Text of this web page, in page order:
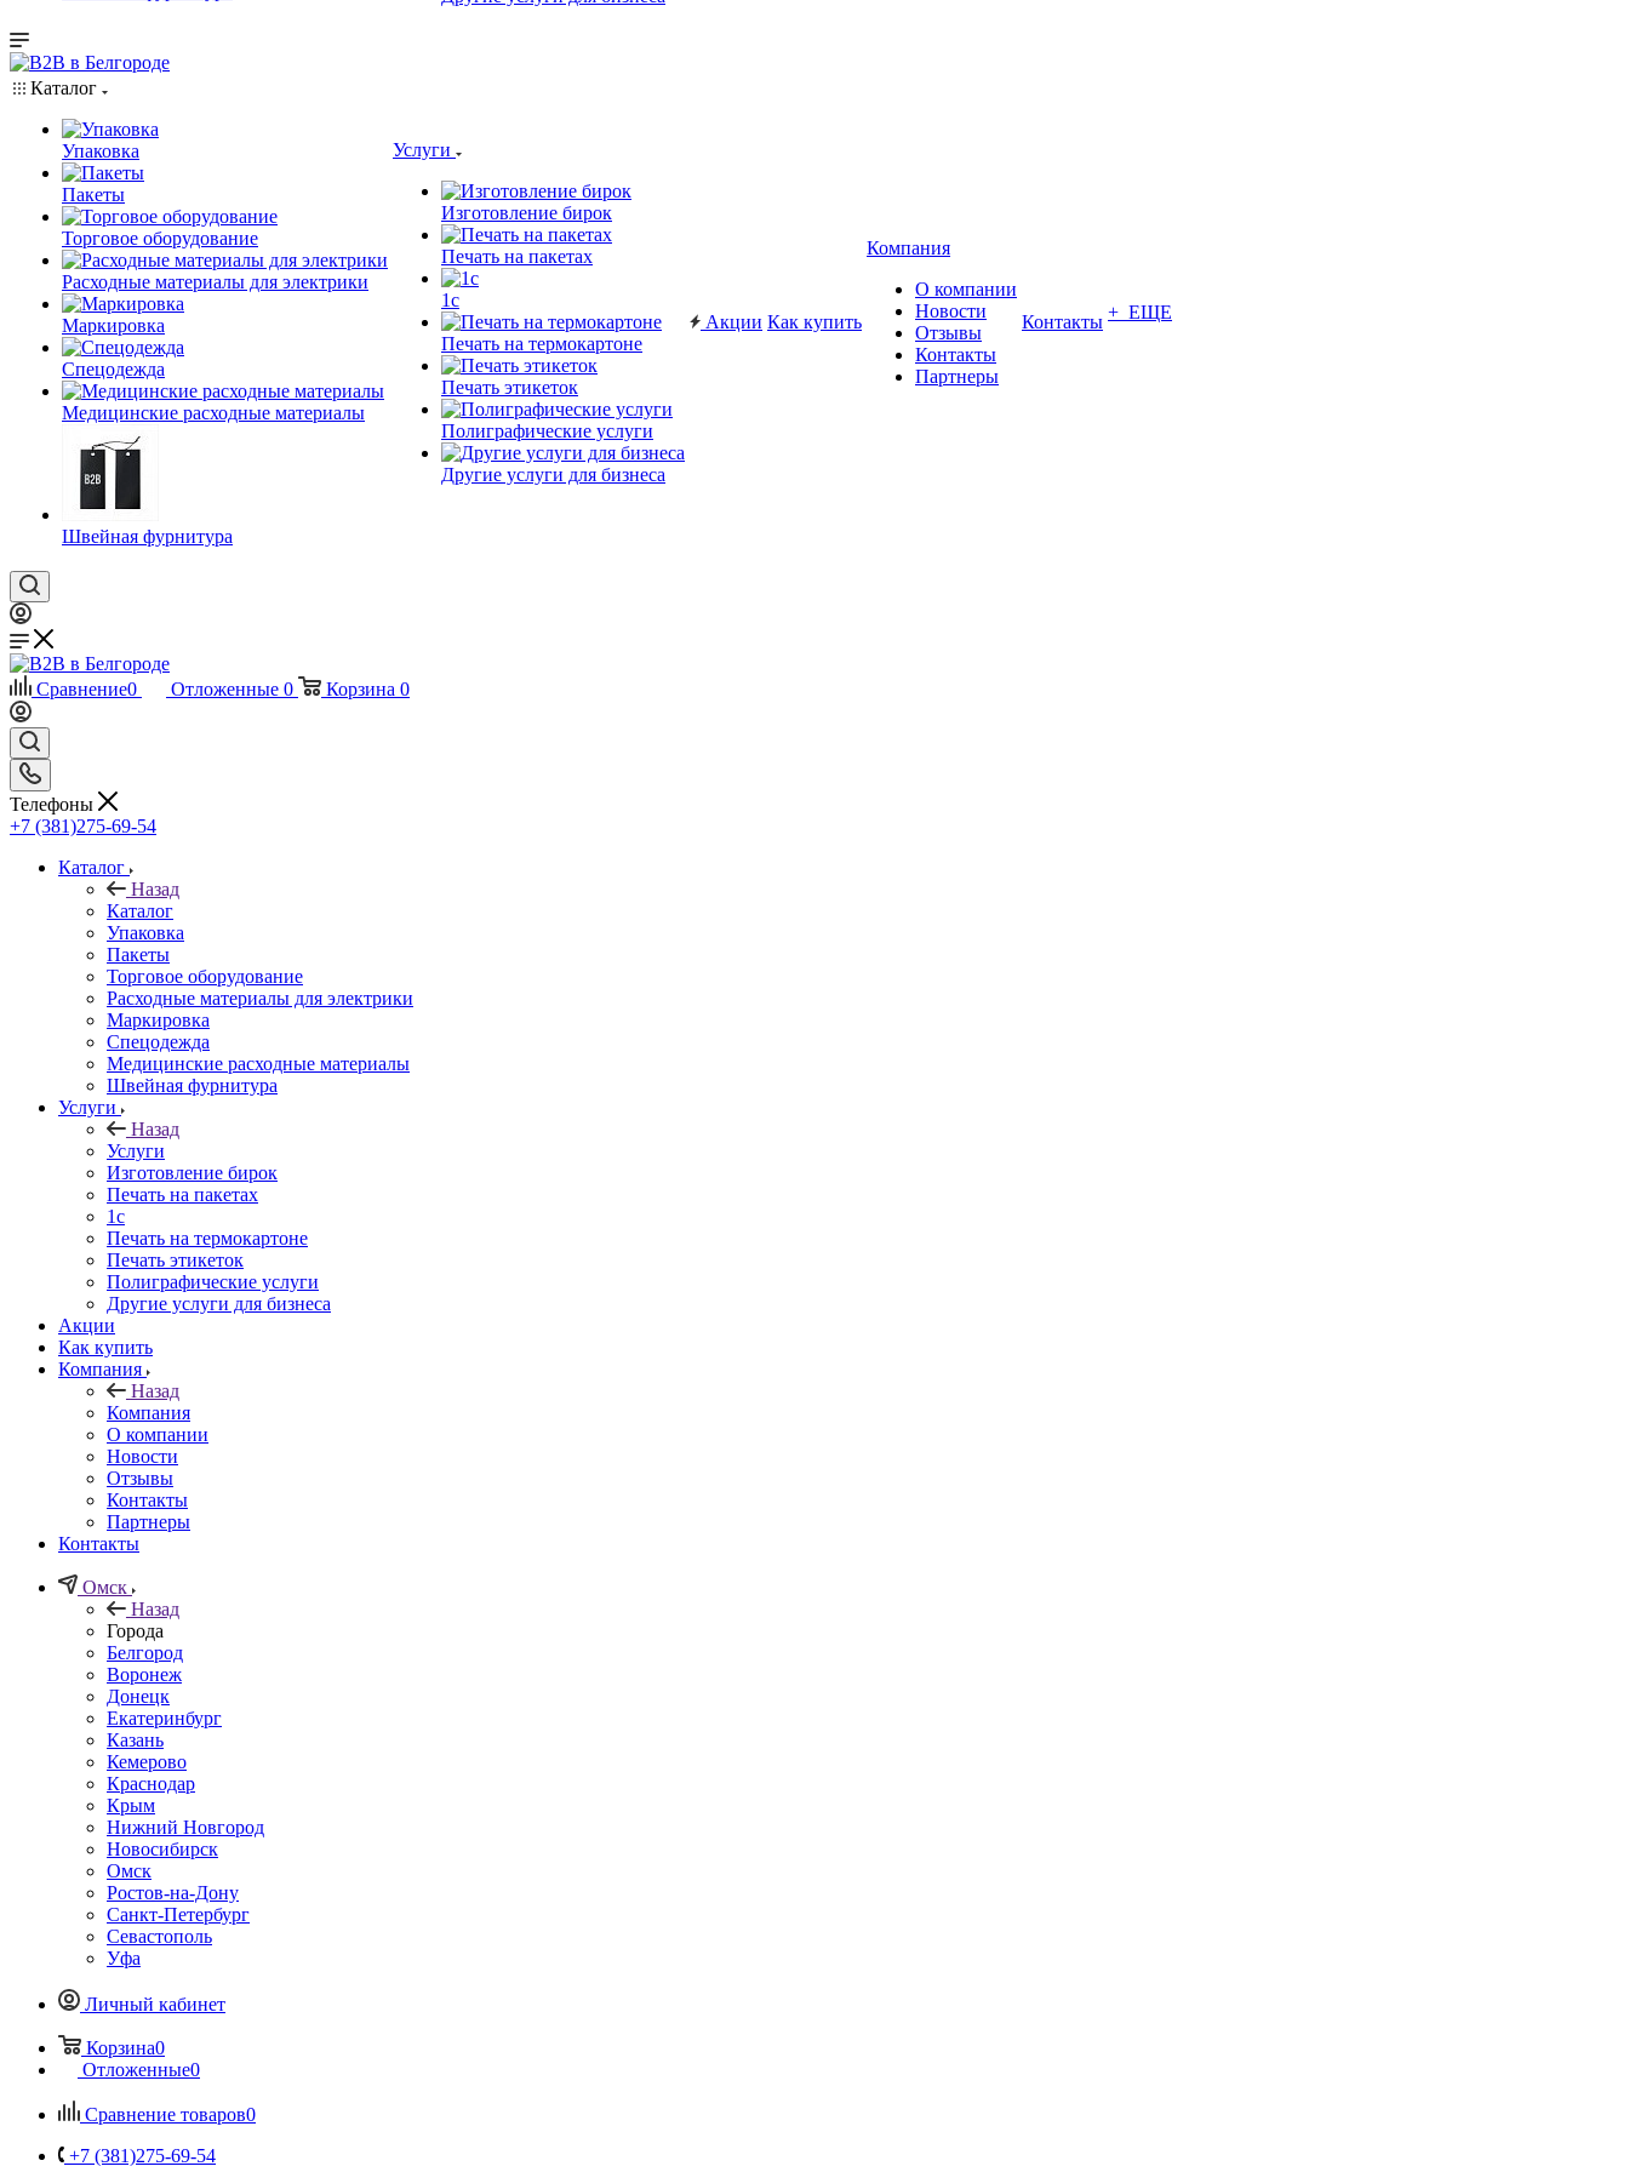
Каталог
Упаковка
Пакеты
Торговое оборудование
Расходные материалы для электрики
Маркировка
Спецодежда
Медицинские расходные материалы
Швейная фурнитура
Услуги
Изготовление бирок
Печать на пакетах
1c
Печать на термокартоне
Печать этикеток
Полиграфические услуги
Другие услуги для бизнеса
Акции Как купить
Компания
О компании
Новости
Отзывы
Контакты
Партнеры
Контакты + ЕЩЕ
Сравнение0 Отложенные 0 Корзина 0
Телефоны
+7 (381)275-69-54
Каталог
Назад
Каталог
Упаковка
Пакеты
Торговое оборудование
Расходные материалы для электрики
Маркировка
Спецодежда
Медицинские расходные материалы
Швейная фурнитура
Услуги
Назад
Услуги
Изготовление бирок
Печать на пакетах
1c
Печать на термокартоне
Печать этикеток
Полиграфические услуги
Другие услуги для бизнеса
Акции
Как купить
Компания
Назад
Компания
О компании
Новости
Отзывы
Контакты
Партнеры
Контакты
Омск
Назад
Города
Белгород
Воронеж
Донецк
Екатеринбург
Казань
Кемерово
Краснодар
Крым
Нижний Новгород
Новосибирск
Омск
Ростов-на-Дону
Санкт-Петербург
Севастополь
Уфа
Личный кабинет
Корзина0
Отложенные0
Сравнение товаров0
+7 (381)275-69-54